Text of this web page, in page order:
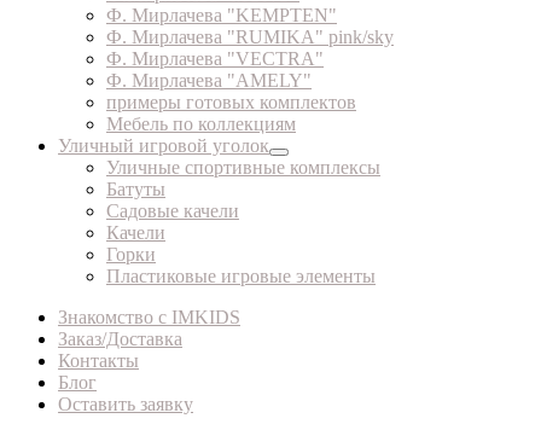
Ф. Мирлачева "KEMPTEN"
Ф. Мирлачева "RUMIKA" pink/sky
Ф. Мирлачева "VECTRA"
Ф. Мирлачева "AMELY"
примеры готовых комплектов
Мебель по коллекциям
Уличный игровой уголок
Уличные спортивные комплексы
Батуты
Садовые качели
Качели
Горки
Пластиковые игровые элементы
Знакомство с IMKIDS
Заказ/Доставка
Контакты
Блог
Оставить заявку